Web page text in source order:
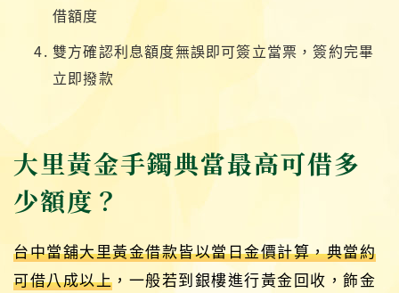
借額度
雙方確認利息額度無誤即可簽立當票，簽約完畢
立即撥款
大里黃金手鐲典當最高可借多
少額度？
台中當舖大里黃金借款皆以當日金價計算，典當約
可借八成以上 ，一般若到銀樓進行黃金回收，飾金